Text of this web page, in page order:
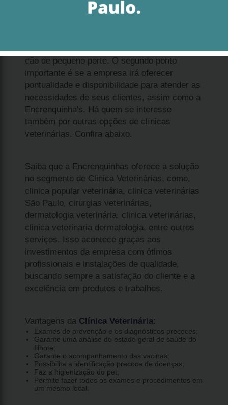
cão de pequeno porte. O segundo ponto
importante é se a empresa irá oferecer
pontualidade e disponibilidade para atender as
necessidades de seus clientes, assim como a
Encrenquinha's. Há quem se interesse
também por outras opções de clínicas
veterinárias. Confira abaixo.
Saiba que a Encrenquinhas oferece a solução
no segmento de Clinica Veterinárias, como,
clinica popular veterinária, clinica veterinárias
São Paulo, cirurgias veterinárias,
dermatologia veterinária, clinica veterinárias,
clinica veterinaria dermatologia, entre outros
serviços. Isso acontece graças aos
investimentos da empresa com ótimos
profissionais e instalações de qualidade,
buscando sempre a satisfação do cliente e a
excelência em produtos e trabalhos.
Vantagens da Clínica Veterinária:
Exames de prevenção e os diagnósticos precoces;
Garante uma análise do estado geral de saúde do
filhote;
Garante o acompanhamento das vacinas;
Possibilita a identificação precoce de doenças;
Faz a higienização do pet;
Permite fazer todos os exames e procedimentos em
um mesmo local.